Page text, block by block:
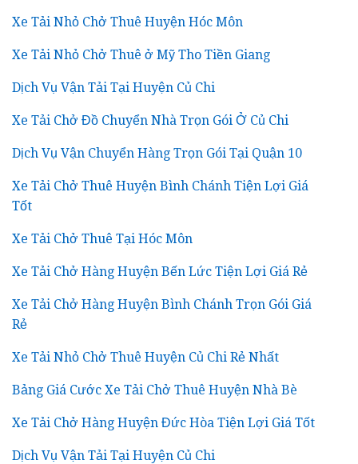
Xe Tải Nhỏ Chở Thuê Huyện Hóc Môn
Xe Tải Nhỏ Chở Thuê ở Mỹ Tho Tiền Giang
Dịch Vụ Vận Tải Tại Huyện Củ Chi
Xe Tải Chở Đồ Chuyển Nhà Trọn Gói Ở Củ Chi
Dịch Vụ Vận Chuyển Hàng Trọn Gói Tại Quận 10
Xe Tải Chở Thuê Huyện Bình Chánh Tiện Lợi Giá
Tốt
Xe Tải Chở Thuê Tại Hóc Môn
Xe Tải Chở Hàng Huyện Bến Lức Tiện Lợi Giá Rẻ
Xe Tải Chở Hàng Huyện Bình Chánh Trọn Gói Giá
Rẻ
Xe Tải Nhỏ Chở Thuê Huyện Củ Chi Rẻ Nhất
Bảng Giá Cước Xe Tải Chở Thuê Huyện Nhà Bè
Xe Tải Chở Hàng Huyện Đức Hòa Tiện Lợi Giá Tốt
Dịch Vụ Vận Tải Tại Huyện Củ Chi